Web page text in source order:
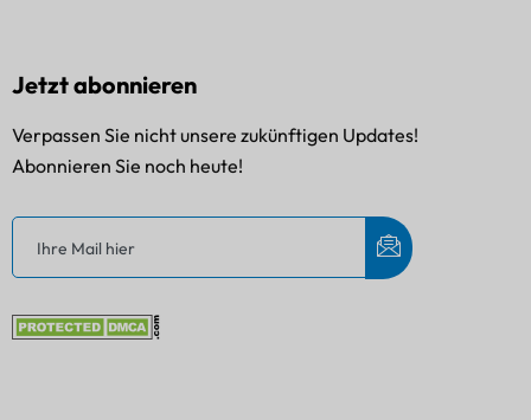
Jetzt abonnieren
Verpassen Sie nicht unsere zukünftigen Updates!
Abonnieren Sie noch heute!